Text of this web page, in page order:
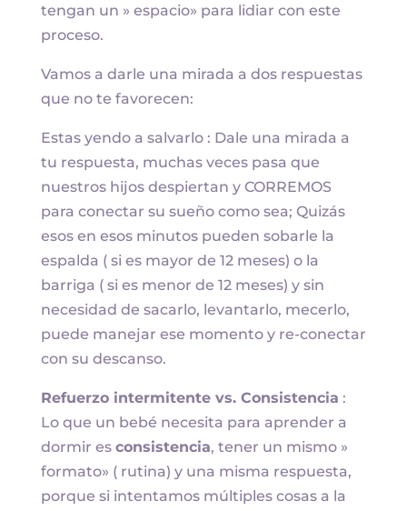
tengan un » espacio» para lidiar con este
proceso.
Vamos a darle una mirada a dos respuestas
que no te favorecen:
Estas yendo a salvarlo : Dale una mirada a
tu respuesta, muchas veces pasa que
nuestros hijos despiertan y CORREMOS
para conectar su sueño como sea; Quizás
esos en esos minutos pueden sobarle la
espalda ( si es mayor de 12 meses) o la
barriga ( si es menor de 12 meses) y sin
necesidad de sacarlo, levantarlo, mecerlo,
puede manejar ese momento y re-conectar
con su descanso.
Refuerzo intermitente vs. Consistencia :
Lo que un bebé necesita para aprender a
dormir es consistencia, tener un mismo »
formato» ( rutina) y una misma respuesta,
porque si intentamos múltiples cosas a la